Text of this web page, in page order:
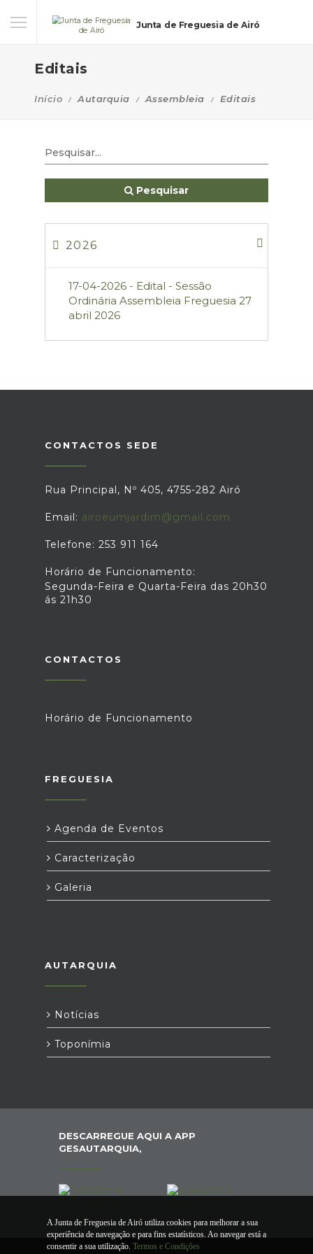
Junta de Freguesia de Airó
Editais
Início Autarquia Assembleia Editais
Pesquisar
2026
17-04-2026 - Edital - Sessão
Ordinária Assembleia Freguesia 27
abril 2026
CONTACTOS SEDE
Rua Principal, Nº 405, 4755-282 Airó
Email: airoeumjardim@gmail.com
Telefone: 253 911 164
Horário de Funcionamento:
Segunda-Feira e Quarta-Feira das 20h30
ás 21h30
CONTACTOS
Horário de Funcionamento
FREGUESIA
Agenda de Eventos
Caracterização
Galeria
AUTARQUIA
Notícias
Toponímia
DESCARREGUE AQUI A APP
GESAUTARQUIA,
A Junta de Freguesia de Airó utiliza cookies para melhorar a sua
experiência de navegação e para fins estatísticos. Ao navegar está a
consentir a sua utilização. Termos e Condições